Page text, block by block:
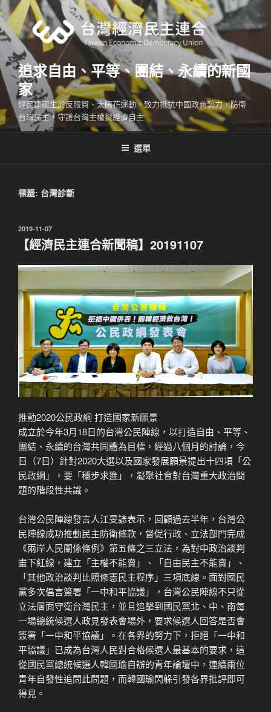
跳
至
主
內
容
追求自由、平等、團結、永續的新國
家
經民連誕生於反服貿、太陽花運動，致力抵抗中國政商勢力，防衛
台灣民主，守護台灣主權與經濟自主
選單
標籤: 台灣診斷
發
2019-11-07
【經濟民主連合新聞稿】20191107
推動2020公民政綱 打造國家新願景
成立於今年3月18日的台灣公民陣線，以打造自由、平等、
團結、永續的台灣共同體為目標，經過八個月的討論，今
日（7日）針對2020大選以及國家發展願景提出十四項「公
民政綱」，要「穩步求進」，凝聚社會對台灣重大政治問
題的階段性共識。
台灣公民陣線發言人江旻諺表示，回顧過去半年，台灣公
民陣線成功推動民主防衛條款，督促行政、立法部門完成
《兩岸人民關係條例》第五條之三立法，為對中政治談判
畫下紅線，建立「主權不能賣」、「自由民主不能賣」、
「其他政治談判比照修憲民主程序」三項底線。面對國民
黨多次倡言簽署「一中和平協議」，台灣公民陣線不只從
立法層面守衛台灣民主，並且追擊到國民黨北、中、南每
一場總統候選人政見發表會場外，要求候選人回答是否會
簽署「一中和平協議」。在各界的努力下，拒絕「一中和
平協議」已成為台灣人民對合格候選人最基本的要求，這
從國民黨總統候選人韓國瑜自辦的青年論壇中，連續兩位
青年自發性追問此問題，而韓國瑜閃躲引發各界批評即可
得見。